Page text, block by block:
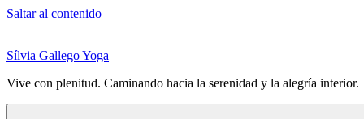
Saltar al contenido
Sílvia Gallego Yoga
Vive con plenitud. Caminando hacia la serenidad y la alegría interior.